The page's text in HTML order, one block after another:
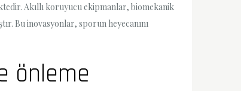
Akıllı koruyucu ekipmanlar, biomekanik
Bu inovasyonlar, sporun heyecanını
önleme